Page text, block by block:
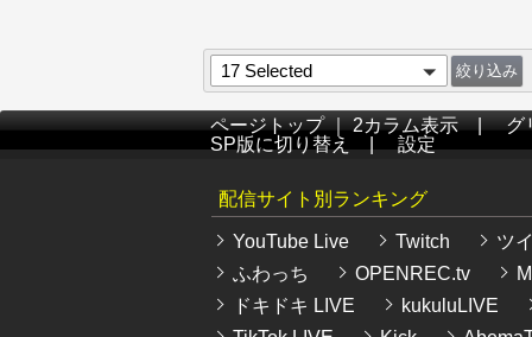
17 Selected
ページトップ｜2カラム表示|グ
SP版に切り替え
設定
配信サイト別ランキング
YouTube Live Twitch
ツ
ふわっち
OPENREC.tv
ドキドキ LIVE
kukuluLIVE